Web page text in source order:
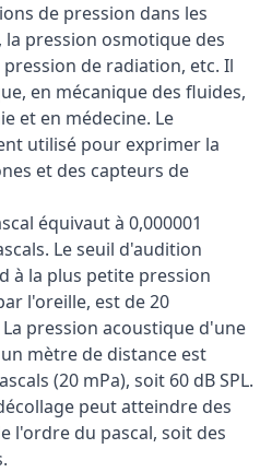
de pression dans les
pression osmotique des
de radiation, etc. Il
en mécanique des fluides,
et en médecine. Le
utilisé pour exprimer la
et des capteurs de
équivaut à 0,000001
Le seuil d'audition
à la plus petite pression
l'oreille, est de 20
La pression acoustique d'une
mètre de distance est
(20 mPa), soit 60 dB SPL.
peut atteindre des
l'ordre du pascal, soit des